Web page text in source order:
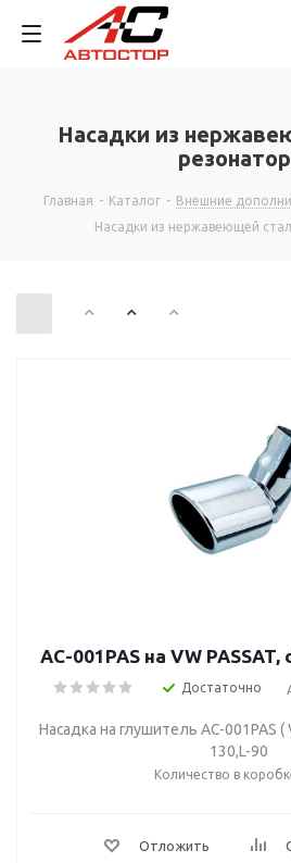
Насадки из
Главная - Каталог - Внешние
Насадки из нержавеющей
AC-001PAS на VW
Достаточно
Насадка на глушитель AC-001PAS (
130,L-90
Количество в
Отложить